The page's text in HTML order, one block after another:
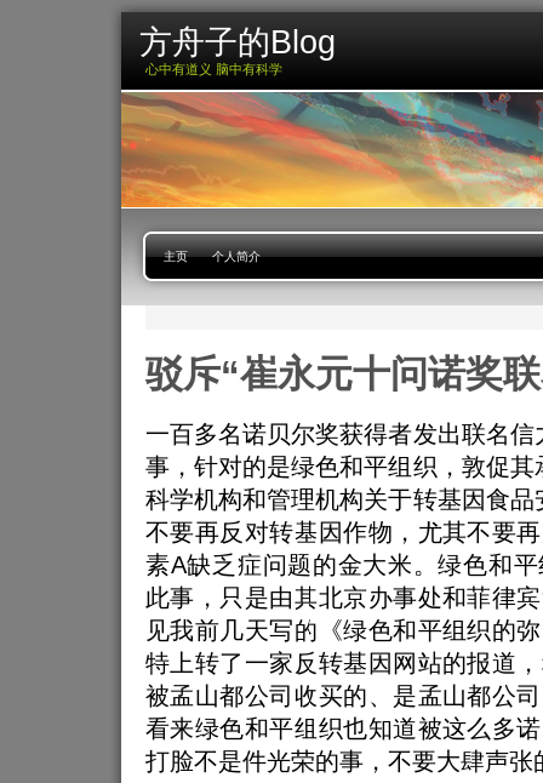
方舟子的Blog
心中有道义 脑中有科学
主页 个人简介
驳斥“崔永元十问诺奖
一百多名诺贝尔奖获得者发出联名信
事，针对的是绿色和平组织，敦促其
科学机构和管理机构关于转基因食品
不要再反对转基因作物，尤其不要
素A缺乏症问题的金大米。绿色和
此事，只是由其北京办事处和菲律
见我前几天写的《绿色和平组织的
特上转了一家反转基因网站的报道
被孟山都公司收买的、是孟山都公
看来绿色和平组织也知道被这么多
打脸不是件光荣的事，不要大肆声张